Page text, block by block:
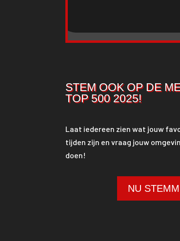
STEM OOK OP DE
TOP 500 2025!
Laat iedereen zien wat jouw
tijden zijn en vraag jouw
doen!
NU